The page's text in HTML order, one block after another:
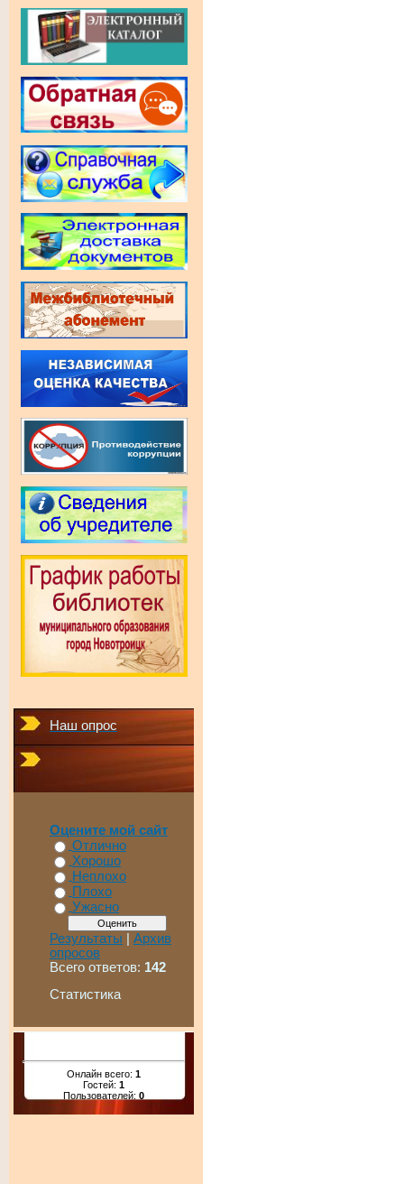
Наш опрос
Оцените мой сайт
Отлично
Хорошо
Неплохо
Плохо
Ужасно
Результаты | Архив
опросов
Всего ответов: 142
Статистика
Онлайн всего: 1
Гостей: 1
Пользователей: 0